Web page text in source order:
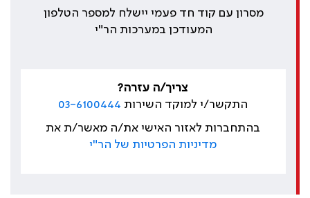
מסרון עם קוד חד פעמי יישלח למספר הטלפון
המעודכן במערכות הר"י
צריך/ה עזרה?
התקשר/י למוקד השירות 03-6100444
בהתחברות לאזור האישי את/ה מאשר/ת את
מדיניות הפרטיות של הר"י